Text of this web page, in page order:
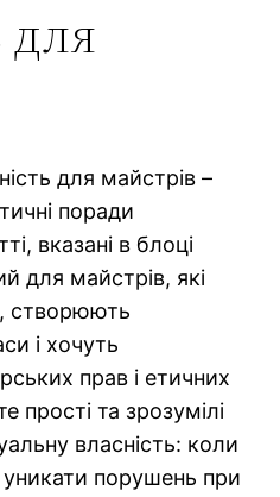
для
для майстрів –
поради
вказані в блоці
для майстрів, які
створюють
і хочуть
прав і етичних
прості та зрозумілі
власність: коли
уникати порушень при